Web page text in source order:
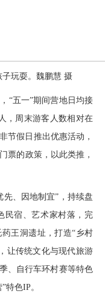
玩耍。魏鹏慧 摄
五一”期间营地日均接
，周末游客人数相对在
节假日推出优惠活动，
票的政策，以此类推，
、因地制宜”，持续盘
民宿、艺术家村落，完
王洞遗址，打造“乡村
让传统文化与现代旅游
、自行车环村赛等特色
特色IP。